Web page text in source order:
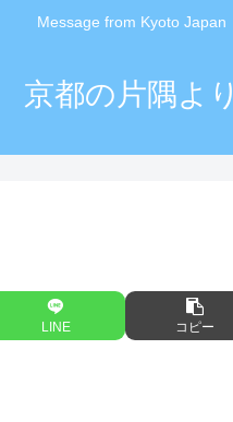
Message from Kyoto Japan
京都の片隅より
LINE コピー